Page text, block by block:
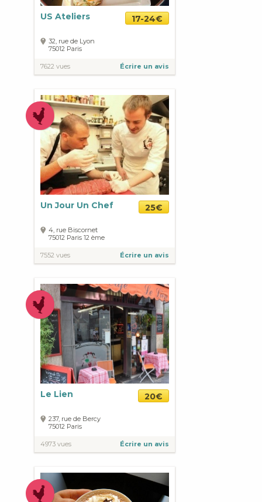
US Ateliers 17-24€
32, rue de Lyon
75012 Paris
7622 vues Écrire un avis
Un Jour Un Chef 25€
4, rue Biscornet
75012 Paris 12 ème
7552 vues Écrire un avis
Le Lien 20€
237, rue de Bercy
75012 Paris
4973 vues Écrire un avis